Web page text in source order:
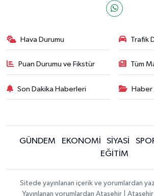
Hava Durumu Trafik
Puan Durumu ve Fikstür Tüm
Son Dakika Haberleri Haber
GÜNDEM EKONOMİ SİYASİ
EĞİTİM
Sitede yayınlanan içerik ve yorumlardan
Yayınlanan yorumlardan Ataşehir |